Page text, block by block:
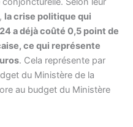
la crise politique qui
a déjà coûté 0,5 point de
ce qui représente
. Cela représente par
du Ministère de la
au budget du Ministère